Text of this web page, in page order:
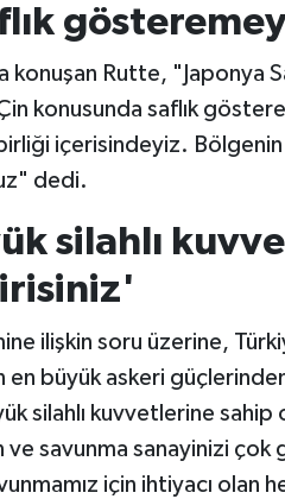
Rutte, "Japonya
konusunda saflık
içerisindeyiz.
dedi.
silahlı
ilişkin soru üzerine,
en büyük askeri
silahlı kuvvetlerine sahip
savunma sanayinizi çok
için ihtiyacı olan